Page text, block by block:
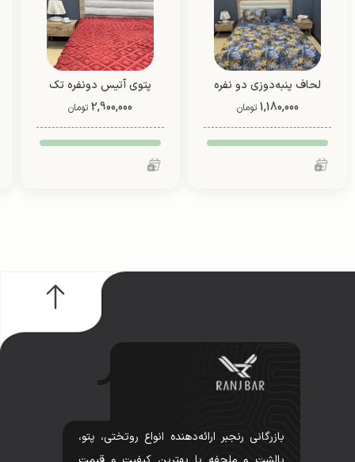
لحاف پنبه‌دوزی دو نفره
دو رو (طرح 5)
1,180,000 تومان
پتوی آتیس دونفره تک
رنگ از شادیلون (طرح3)
2,900,000 تومان
بازرگانی رنجبر ارائه‌دهنده انواع روتختی، پتو،